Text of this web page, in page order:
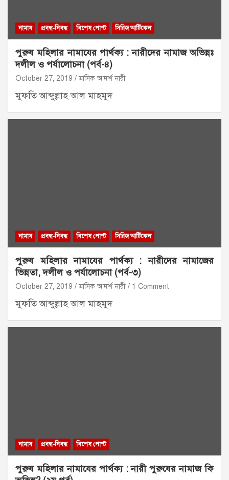
নামায প্রবন্ধ-নিবন্ধ বিশেষ পোস্ট সিরিজ আর্টিকেল
পুরুষ মহিলার নামাযের পার্থক্য : নারীদের নামাজ অভিন্নঃ
দলীল ও পর্যালোচনা (পর্ব-৪)
October 27, 2019 মাসিক আদর্শ নারী
মুফতি আব্দুল্লাহ আল মাহমুদ
নামায প্রবন্ধ-নিবন্ধ বিশেষ পোস্ট সিরিজ আর্টিকেল
পুরুষ মহিলার নামাযের পার্থক্য : নারীদের নামাজের
ভিন্নতা, দলীল ও পর্যালোচনা (পর্ব-৩)
October 27, 2019 মাসিক আদর্শ নারী 1 Comment
মুফতি আব্দুল্লাহ আল মাহমুদ
নামায প্রবন্ধ-নিবন্ধ বিশেষ পোস্ট
পুরুষ মহিলার নামাযের পার্থক্য : নারী পুরুষের নামাজ কি